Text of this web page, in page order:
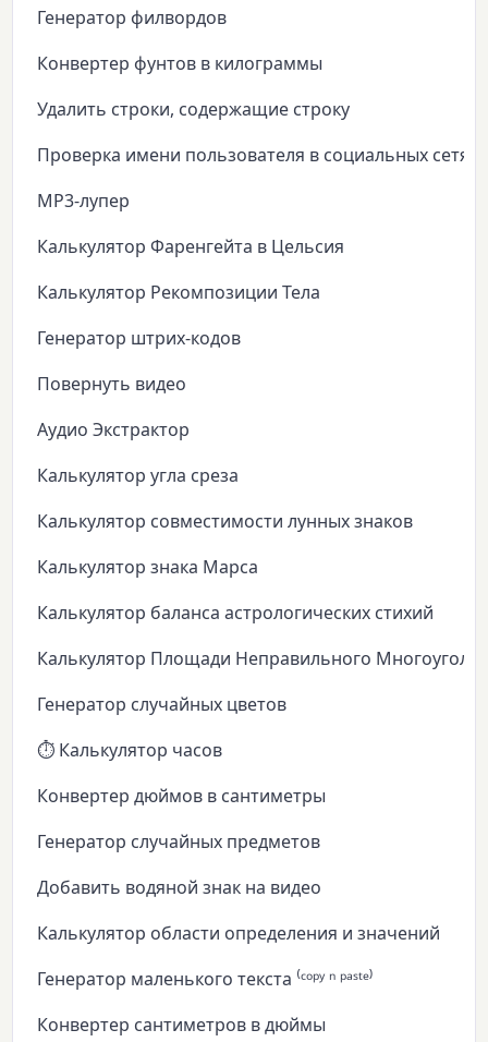
Генератор филвордов
Конвертер фунтов в килограммы
Удалить строки, содержащие строку
Проверка имени пользователя в социальных сетях
MP3-лупер
Калькулятор Фаренгейта в Цельсия
Калькулятор Рекомпозиции Тела
Генератор штрих-кодов
Повернуть видео
Аудио Экстрактор
Калькулятор угла среза
Калькулятор совместимости лунных знаков
Калькулятор знака Марса
Калькулятор баланса астрологических стихий
Калькулятор Площади Неправильного
Генератор случайных цветов
⏱️ Калькулятор часов
Конвертер дюймов в сантиметры
Генератор случайных предметов
Добавить водяной знак на видео
Калькулятор области определения и значений
Генератор маленького текста ⁽ᶜᵒᵖʸ ⁿ ᵖᵃˢᵗᵉ⁾
Конвертер сантиметров в дюймы